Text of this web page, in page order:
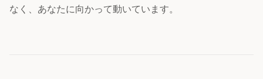
なく、あなたに向かって動いています。